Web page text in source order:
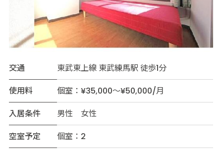
交通
東武東上線 東武練馬駅 徒歩1分
使用料
個室：¥35,000～¥50,000/月
入居条件
男性 女性
空室予定
個室：2